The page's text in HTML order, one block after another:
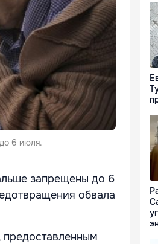
6 июля.
запрещены до 6
обвала